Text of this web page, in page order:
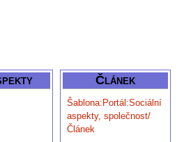
Článek
Šablona:Portál:Sociální
aspekty, společnost/
Článek